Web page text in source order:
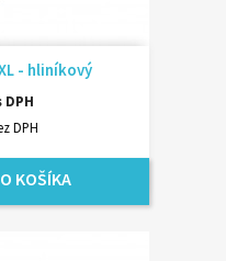
- hliníkový
DPH
DPH
KOŠÍKA